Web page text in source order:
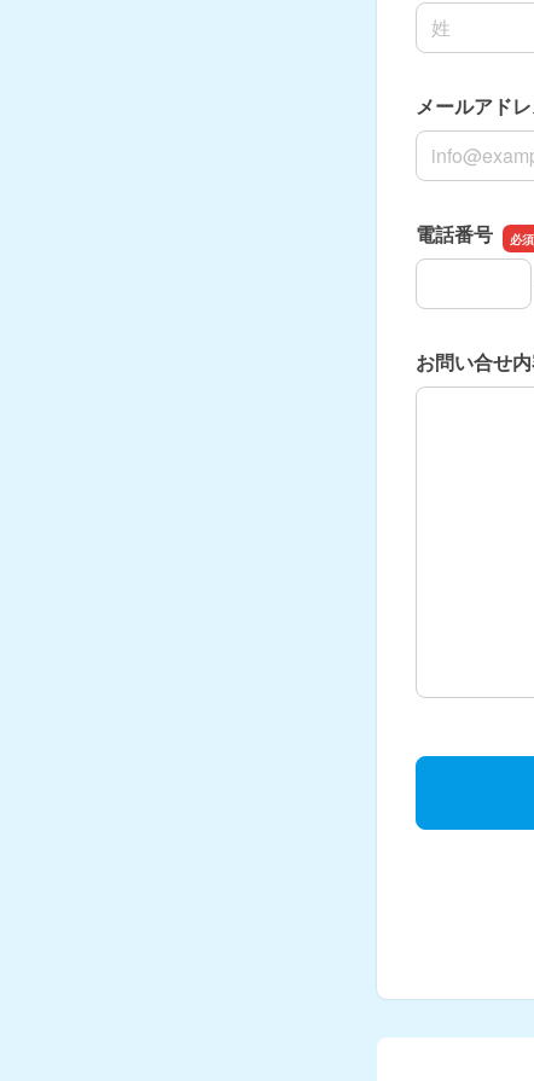
名前の姓
メールアド
メールアドレ
電話番号
電話番号の市
電話番号の市
電話番号の加
お問い合せ
お問い合せ内